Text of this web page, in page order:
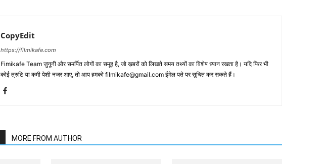
CopyEdit
https://filmikafe.com
Fimikafe Team जुनूनी और समर्पित लोगों का समूह है, जो ख़बरों को लिखते समय तथ्‍यों का विशेष ध्‍यान रखता है। यदि फिर भी
कोई त्रुटि या कमी पेशी नजर आए, तो आप हमको filmikafe@gmail.com ईमेल पते पर सूचित कर सकते हैं।
MORE FROM AUTHOR